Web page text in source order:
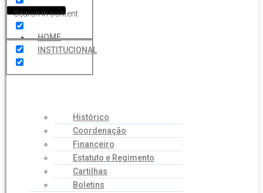
Search in content
HOME
INSTITUCIONAL
Histórico
Coordenação
Financeiro
Estatuto e Regimento
Cartilhas
Boletins